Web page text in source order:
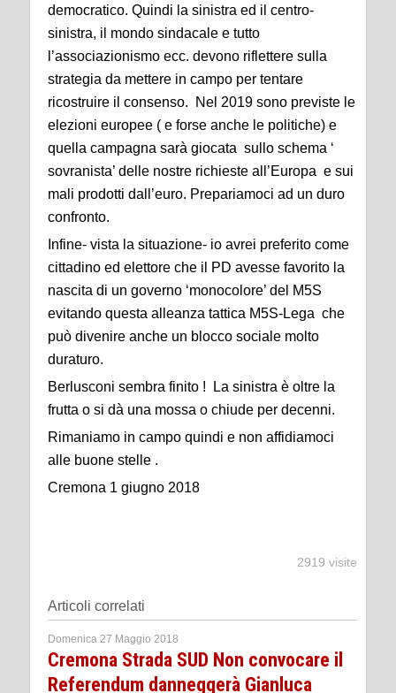
democratico. Quindi la sinistra ed il centro-
sinistra, il mondo sindacale e tutto
l’associazionismo ecc. devono riflettere sulla
strategia da mettere in campo per tentare
ricostruire il consenso. Nel 2019 sono previste le
elezioni europee ( e forse anche le politiche) e
quella campagna sarà giocata sullo schema ‘
sovranista’ delle nostre richieste all’Europa e sui
mali prodotti dall’euro. Prepariamoci ad un duro
confronto.
Infine- vista la situazione- io avrei preferito come
cittadino ed elettore che il PD avesse favorito la
nascita di un governo ‘monocolore’ del M5S
evitando questa alleanza tattica M5S-Lega che
può divenire anche un blocco sociale molto
duraturo.
Berlusconi sembra finito ! La sinistra è oltre la
frutta o si dà una mossa o chiude per decenni.
Rimaniamo in campo quindi e non affidiamoci
alle buone stelle .
Cremona 1 giugno 2018
2919 visite
Articoli correlati
Domenica 27 Maggio 2018
Cremona Strada SUD Non convocare il
Referendum danneggerà Gianluca